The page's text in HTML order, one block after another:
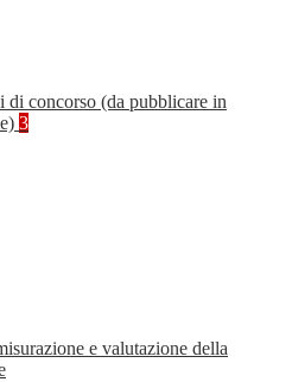
di concorso (da pubblicare in
3
e valutazione della